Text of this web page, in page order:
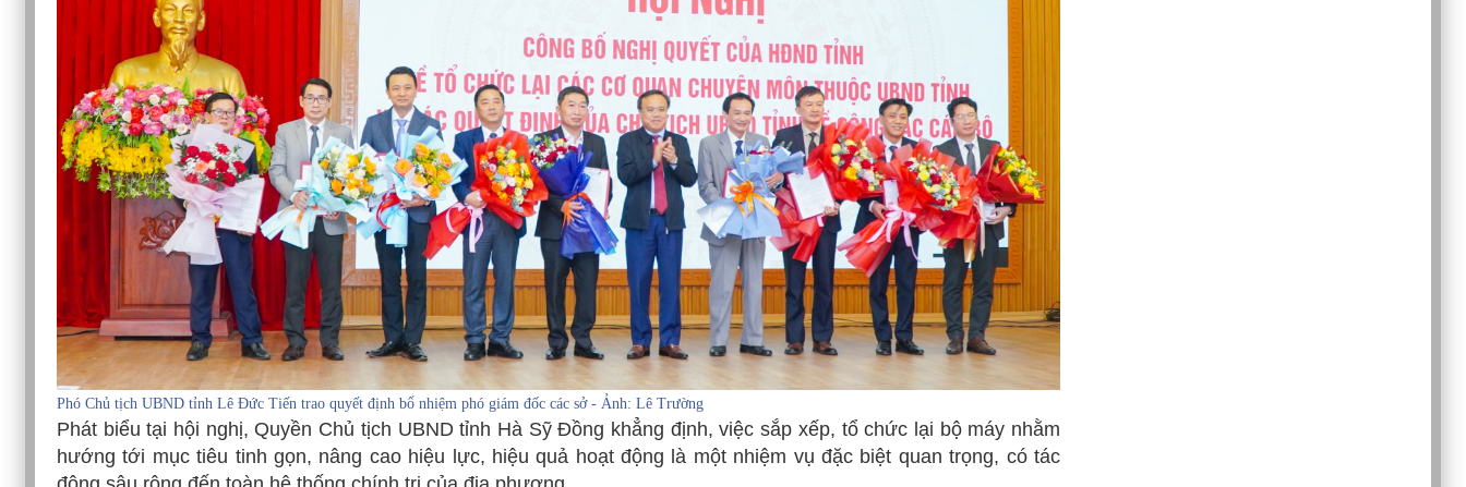
Phó Chủ tịch UBND tỉnh Lê Đức Tiến trao quyết định bổ nhiệm phó giám đốc các sở - Ảnh: Lê Trường
Phát biểu tại hội nghị, Quyền Chủ tịch UBND tỉnh Hà Sỹ Đồng khẳng định, việc sắp xếp, tổ chức lại bộ máy nhằm
hướng tới mục tiêu tinh gọn, nâng cao hiệu lực, hiệu quả hoạt động là một nhiệm vụ đặc biệt quan trọng, có tác